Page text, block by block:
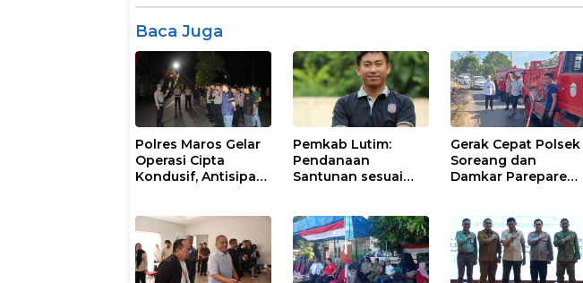
Baca Juga
Polres Maros Gelar
Operasi Cipta
Kondusif, Antisipasi
Masyarakat
Pemkab Lutim:
Pendanaan
Santunan sesuai
Gerak Cepat Polsek
Soreang dan
Damkar Parepare